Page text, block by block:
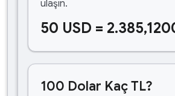
ulaşın.
50 USD =
100 Dolar Kaç TL?